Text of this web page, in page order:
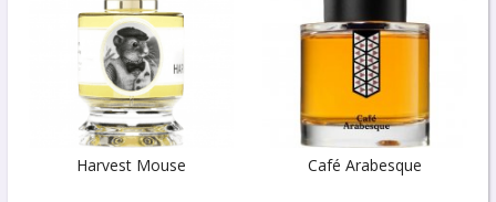
Harvest Mouse Café Arabesque